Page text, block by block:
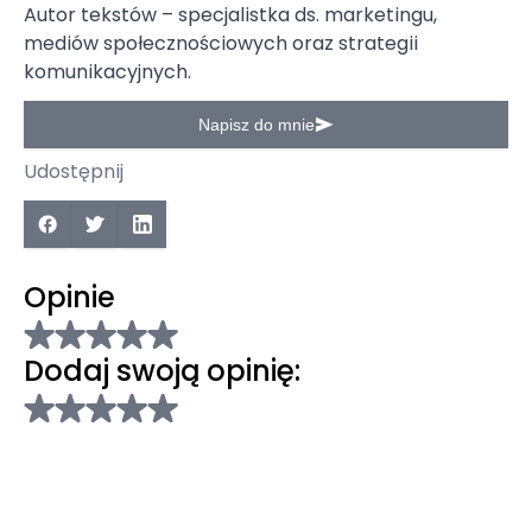
Autor tekstów – specjalistka ds. marketingu,
mediów społecznościowych oraz strategii
komunikacyjnych.
Napisz do mnie
Udostępnij
Opinie
Dodaj swoją opinię: